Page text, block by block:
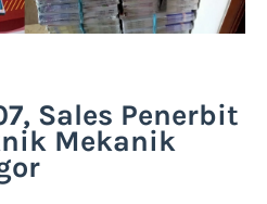
Sales Penerbit
Mekanik